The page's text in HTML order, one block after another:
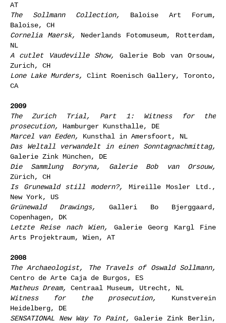
AT
The Sollmann Collection,
Baloise Art Forum,
Baloise, CH
Cornelia Maersk,
Nederlands Fotomuseum, Rotterdam,
NL
A cutlet Vaudeville Show,
Galerie Bob van Orsouw,
Zurich, CH
Lone Lake Murders,
Clint Roenisch Gallery, Toronto,
CA
2009
The Zurich Trial, Part 1: Witness for the
prosecution,
Hamburger Kunsthalle, DE
Marcel van Eeden,
Kunsthal in Amersfoort, NL
Das Weltall verwandelt in einen Sonntagnachmittag,
Galerie Zink München, DE
Die Sammlung Boryna, Galerie Bob van Orsouw,
Zürich, CH
Is Grunewald still modern?,
Mireille Mosler Ltd.,
New York, US
Grünewald Drawings,
Galleri Bo Bjerggaard,
Copenhagen, DK
Letzte Reise nach Wien,
Galerie Georg Kargl Fine
Arts Projektraum, Wien, AT
2008
The Archaeologist, The Travels of Oswald Sollmann,
Centro de Arte Caja de Burgos, ES
Matheus Dream,
Centraal Museum, Utrecht, NL
Witness for the prosecution,
Kunstverein
Heidelberg, DE
SENSATIONAL New Way To Paint,
Galerie Zink Berlin,